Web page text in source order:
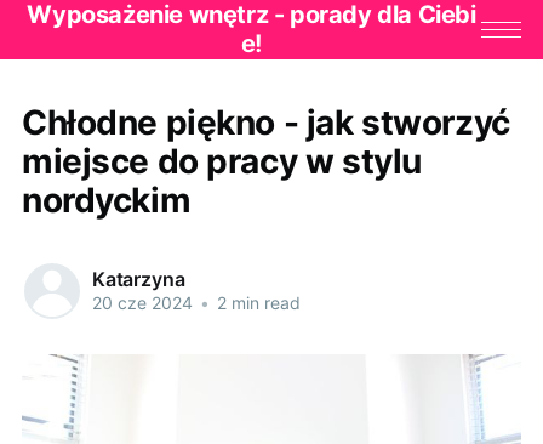
Wyposażenie wnętrz - porady dla Ciebi
e!
Chłodne piękno - jak stworzyć
miejsce do pracy w stylu
nordyckim
Katarzyna
20 cze 2024 • 2 min read